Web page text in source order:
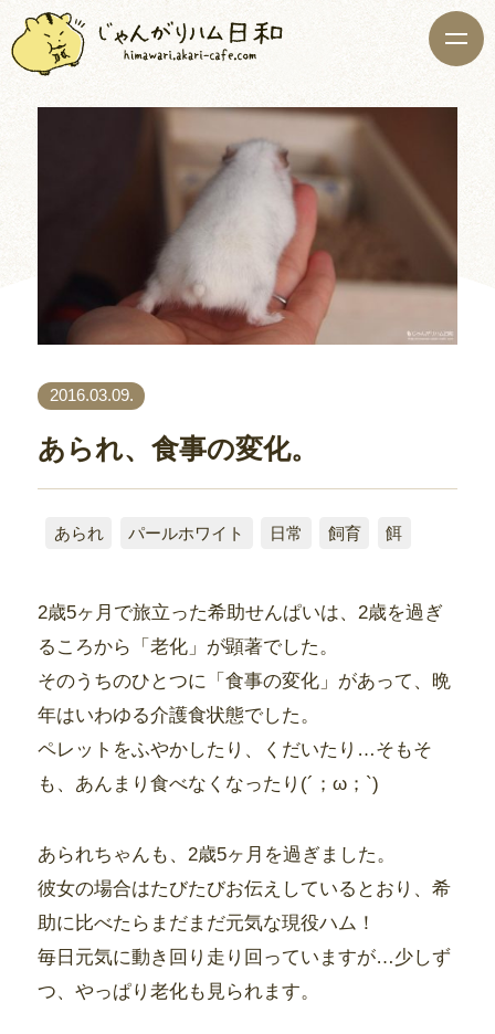
2016.03.09.
あられ、食事の変化。
あられ パールホワイト 日常 飼育 餌
2歳5ヶ月で旅立った希助せんぱいは、2歳を過ぎ
るころから「老化」が顕著でした。
そのうちのひとつに「食事の変化」があって、晩
年はいわゆる介護食状態でした。
ペレットをふやかしたり、くだいたり…そもそ
も、あんまり食べなくなったり(´；ω；`)
あられちゃんも、2歳5ヶ月を過ぎました。
彼女の場合はたびたびお伝えしているとおり、希
助に比べたらまだまだ元気な現役ハム！
毎日元気に動き回り走り回っていますが…少しず
つ、やっぱり老化も見られます。